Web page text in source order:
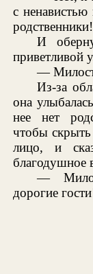
с
родственники!
И
приветливой
—
Из-за
она
нее нет
чтобы скрыть
лицо, и
благодушное
—
дорогие